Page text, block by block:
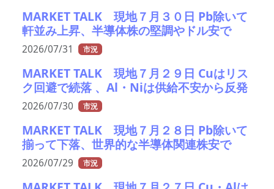
MARKET TALK 現地７月３０日 Pb除いて
軒並み上昇、半導体株の堅調やドル安で
2026/07/31 市況
MARKET TALK 現地７月２９日 Cuはリス
ク回避で続落 、Al・Niは供給不安から反発
2026/07/30 市況
MARKET TALK 現地７月２８日 Pb除いて
揃って下落、世界的な半導体関連株安で
2026/07/29 市況